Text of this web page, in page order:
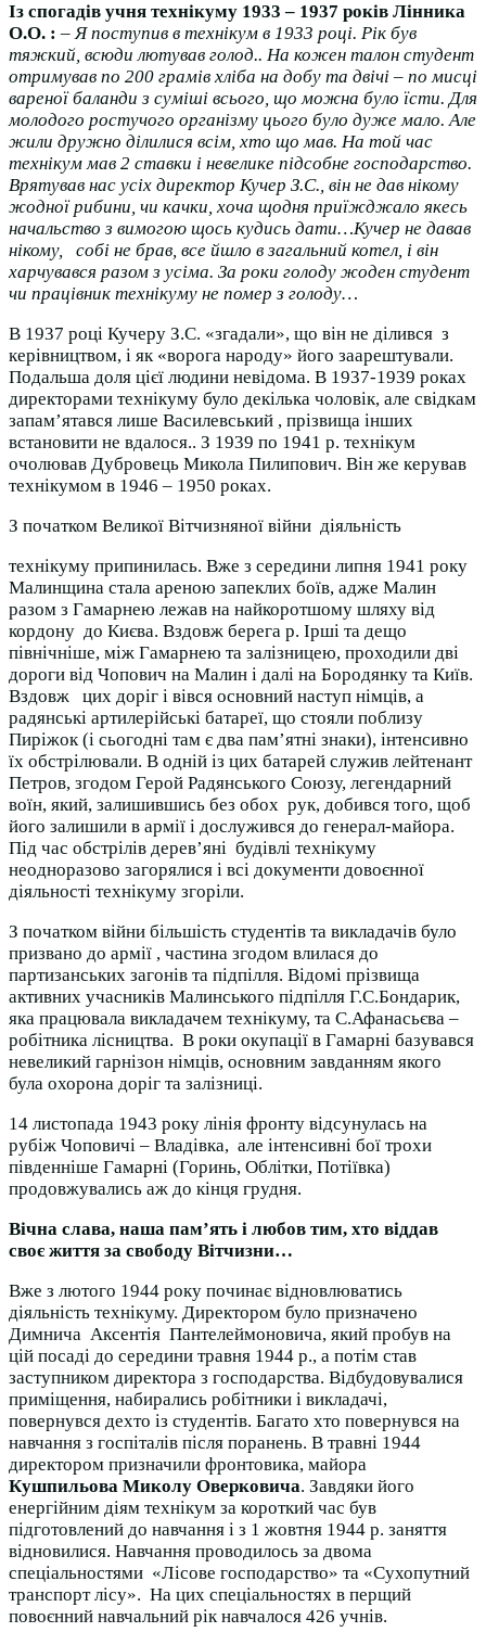
Із спогадів учня технікуму 1933 – 1937 років Лінника
О.О. : – Я поступив в технікум в 1933 році. Рік був
тяжкий, всюди лютував голод.. На кожен талон студент
отримував по 200 грамів хліба на добу та двічі – по мисці
вареної баланди з суміші всього, що можна було їсти. Для
молодого ростучого організму цього було дуже мало. Але
жили дружно ділилися всім, хто що мав. На той час
технікум мав 2 ставки і невелике підсобне господарство.
Врятував нас усіх директор Кучер З.С., він не дав нікому
жодної рибини, чи качки, хоча щодня приїжджало якесь
начальство з вимогою щось кудись дати…Кучер не давав
нікому, собі не брав, все йшло в загальний котел, і він
харчувався разом з усіма. За роки голоду жоден студент
чи працівник технікуму не помер з голоду…
В 1937 році Кучеру З.С. «згадали», що він не ділився з
керівництвом, і як «ворога народу» його заарештували.
Подальша доля цієї людини невідома. В 1937-1939 роках
директорами технікуму було декілька чоловік, але свідкам
запам’ятався лише Василевський , прізвища інших
встановити не вдалося.. З 1939 по 1941 р. технікум
очолював Дубровець Микола Пилипович. Він же керував
технікумом в 1946 – 1950 роках.
З початком Великої Вітчизняної війни діяльність
технікуму припинилась. Вже з середини липня 1941 року
Малинщина стала ареною запеклих боїв, адже Малин
разом з Гамарнею лежав на найкоротшому шляху від
кордону до Києва. Вздовж берега р. Ірші та дещо
північніше, між Гамарнею та залізницею, проходили дві
дороги від Чопович на Малин і далі на Бородянку та Київ.
Вздовж цих доріг і вівся основний наступ німців, а
радянські артилерійські батареї, що стояли поблизу
Пиріжок (і сьогодні там є два пам’ятні знаки), інтенсивно
їх обстрілювали. В одній із цих батарей служив лейтенант
Петров, згодом Герой Радянського Союзу, легендарний
воїн, який, залишившись без обох рук, добився того, щоб
його залишили в армії і дослужився до генерал-майора.
Під час обстрілів дерев’яні будівлі технікуму
неодноразово загорялися і всі документи довоєнної
діяльності технікуму згоріли.
З початком війни більшість студентів та викладачів було
призвано до армії , частина згодом влилася до
партизанських загонів та підпілля. Відомі прізвища
активних учасників Малинського підпілля Г.С.Бондарик,
яка працювала викладачем технікуму, та С.Афанасьєва –
робітника лісництва. В роки окупації в Гамарні базувався
невеликий гарнізон німців, основним завданням якого
була охорона доріг та залізниці.
14 листопада 1943 року лінія фронту відсунулась на
рубіж Чоповичі – Владівка, але інтенсивні бої трохи
південніше Гамарні (Горинь, Облітки, Потіївка)
продовжувались аж до кінця грудня.
Вічна слава, наша пам’ять і любов тим, хто віддав
своє життя за свободу Вітчизни…
Вже з лютого 1944 року починає відновлюватись
діяльність технікуму. Директором було призначено
Димнича Аксентія Пантелеймоновича, який пробув на
цій посаді до середини травня 1944 р., а потім став
заступником директора з господарства. Відбудовувалися
приміщення, набирались робітники і викладачі,
повернувся дехто із студентів. Багато хто повернувся на
навчання з госпіталів після поранень. В травні 1944
директором призначили фронтовика, майора
Кушпильова Миколу Оверковича. Завдяки його
енергійним діям технікум за короткий час був
підготовлений до навчання і з 1 жовтня 1944 р. заняття
відновилися. Навчання проводилось за двома
спеціальностями «Лісове господарство» та «Сухопутний
транспорт лісу». На цих спеціальностях в перщий
повоєнний навчальний рік навчалося 426 учнів.